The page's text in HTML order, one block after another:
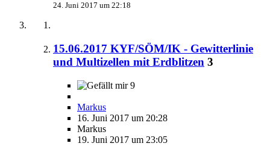
24. Juni 2017 um 22:18
15.06.2017 KYF/SÖM/IK - Gewitterlinie
und Multizellen mit Erdblitzen 3
9
Markus
16. Juni 2017 um 20:28
Markus
19. Juni 2017 um 23:05